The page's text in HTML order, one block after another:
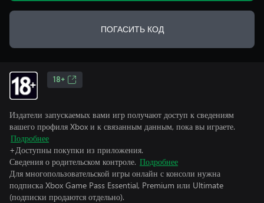
ПОГАСИТЬ КОД
18+
Издатели запускаемых вами игр получают доступ к сведениям
вашего профиля Xbox и к связанным данным, пока вы играете.
Подробнее
+Доступны покупки из приложения.
Сведения о родительском контроле. Подробнее
Для многопользовательской игры онлайн с консоли нужна
подписка Xbox Game Pass Essential, Premium или Ultimate
(подписки продаются отдельно).